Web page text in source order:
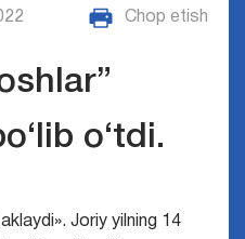
Chop etish
o‘tdi.
Joriy yilning 14